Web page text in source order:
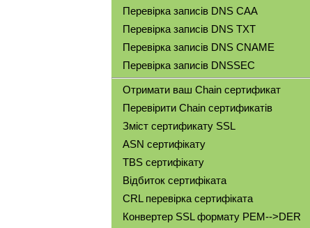
Перевірка записів DNS CAA
Перевірка записів DNS TXT
Перевірка записів DNS CNAME
Перевірка записів DNSSEC
Отримати ваш Chain сертификат
Перевірити Chain сертификатів
Зміст сертификату SSL
ASN сертифікату
TBS сертифікату
Відбиток сертифіката
CRL перевірка сертифіката
Конвертер SSL формату PEM-->DER